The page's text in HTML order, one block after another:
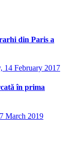
din Paris a
14 February 2017
în prima
March 2019